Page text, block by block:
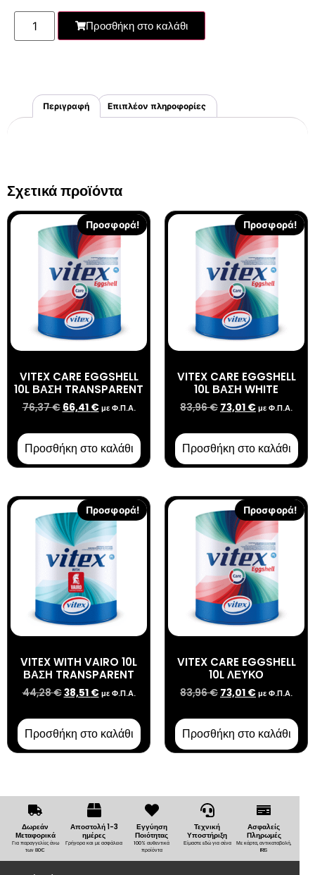
Προσθήκη στο καλάθι
Περιγραφή Επιπλέον πληροφορίες
Σχετικά προϊόντα
Προσφορά!
VITEX CARE EGGSHELL
10L ΒΑΣΗ TRANSPARENT
76,37€ 66,41 € με Φ.Π.Α.
Προσθήκη στο καλάθι
Προσφορά!
VITEX CARE EGGSHELL
10L ΒΑΣΗ WHITE
83,96€ 73,01 €με Φ.Π.Α.
Προσθήκη στο καλάθι
Προσφορά!
VITEX WITH VAIRO 10L
ΒΑΣΗ TRANSPARENT
44,28€38,51 € με Φ.Π.Α.
Προσθήκη στο καλάθι
Προσφορά!
VITEX CARE EGGSHELL
10L ΛΕΥΚΟ
83,96€ 73,01 €με Φ.Π.Α.
Προσθήκη στο καλάθι
Δωρεάν
Μεταφορικά
Για παραγγελίες άνω
των 80€
Αποστολή 1-3
ημέρες
Γρήγορα και με ασφάλεια
Εγγύηση
Ποιότητας
100% αυθεντικά
προϊόντα
Τεχνική
Υποστήριξη
Είμαστε εδώ για σένα
Ασφαλείς
Πληρωμές
Με κάρτα, αντικαταβολή,
IRIS